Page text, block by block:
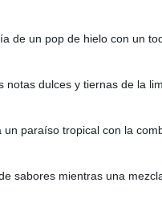
de un pop de hielo con un
notas dulces y tiernas de la
un paraíso tropical con la
sabores mientras una